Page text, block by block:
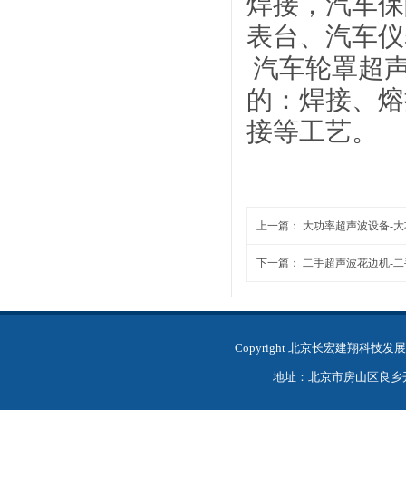
表台、汽车
汽车轮罩超
的：焊接、
接等工艺。
上一篇： 大功率超声波设备-
下一篇： 二手超声波花边机-
Copyright 北京长宏建翔科技
地址：北京市房山区良